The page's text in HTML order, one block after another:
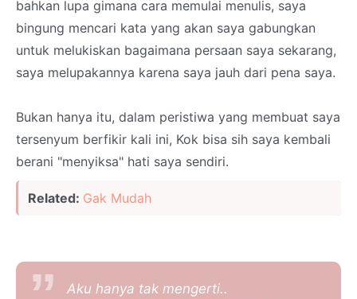
bahkan lupa gimana cara memulai menulis, saya
bingung mencari kata yang akan saya gabungkan
untuk melukiskan bagaimana persaan saya sekarang,
saya melupakannya karena saya jauh dari pena saya.
Bukan hanya itu, dalam peristiwa yang membuat saya
tersenyum berfikir kali ini, Kok bisa sih saya kembali
berani "menyiksa" hati saya sendiri.
Related: Gak Mudah
Aku hanya tak mengerti..